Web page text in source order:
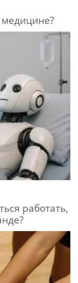
работать,